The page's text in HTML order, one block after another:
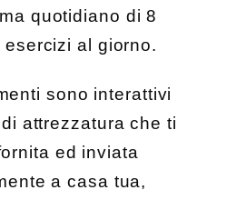
quotidiano di 8
esercizi al giorno.
sono interattivi
attrezzatura che ti
ed inviata
a casa tua,